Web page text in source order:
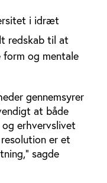
i idræt
redskab til at
og mentale
gennemsyrer
at både
erhvervslivet
er et
sagde